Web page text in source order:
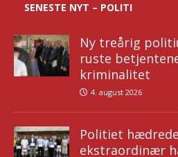
SENESTE NYT – POLITI
Ny treårig
ruste
kriminalitet
4. august 2026
Politiet
ekstraordinær